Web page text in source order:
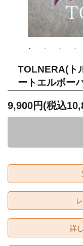
TOLNERA(ト
ートエルボー
9,900円(税込
詳